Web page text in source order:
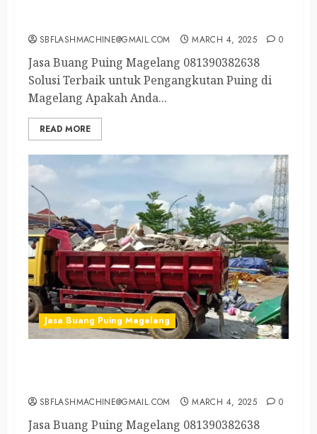
SBFLASHMACHINE@GMAIL.COM MARCH 4, 2025 0
Jasa Buang Puing Magelang 081390382638
Solusi Terbaik untuk Pengangkutan Puing di
Magelang Apakah Anda...
READ MORE
Jasa Buang Puing Magelang
SBFLASHMACHINE@GMAIL.COM MARCH 4, 2025 0
Jasa Buang Puing Magelang 081390382638